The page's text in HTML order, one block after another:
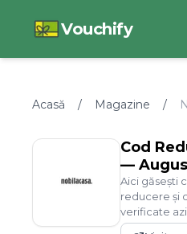
Vouchify
Acasă / Magazine /
Cod
—
Aici găsești
reducere și
verificate azi